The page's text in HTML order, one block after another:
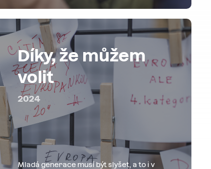
Díky, že můžem
volit
Mladá generace musí být slyšet, a to i v